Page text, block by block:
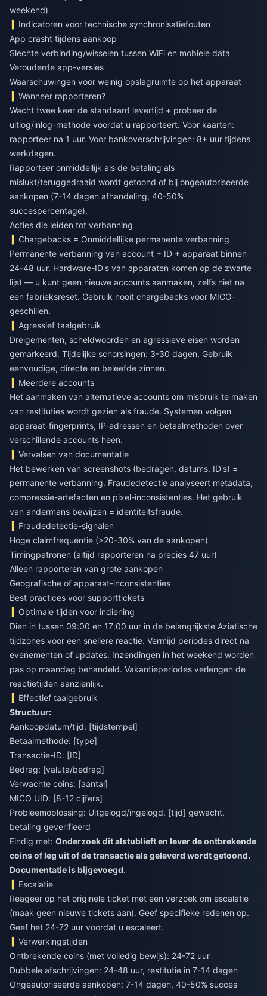
weekend)
Indicatoren voor technische synchronisatiefouten
App crasht tijdens aankoop
Slechte verbinding/wisselen tussen WiFi en mobiele data
Verouderde app-versies
Waarschuwingen voor weinig opslagruimte op het apparaat
Wanneer rapporteren?
Wacht twee keer de standaard levertijd + probeer de
uitlog/inlog-methode voordat u rapporteert. Voor kaarten:
rapporteer na 1 uur. Voor bankoverschrijvingen: 8+ uur tijdens
werkdagen.
Rapporteer onmiddellijk als de betaling als
mislukt/teruggedraaid wordt getoond of bij ongeautoriseerde
aankopen (7-14 dagen afhandeling, 40-50%
succespercentage).
Acties die leiden tot verbanning
Chargebacks = Onmiddellijke permanente verbanning
Permanente verbanning van account + ID + apparaat binnen
24-48 uur. Hardware-ID's van apparaten komen op de zwarte
lijst — u kunt geen nieuwe accounts aanmaken, zelfs niet na
een fabrieksreset. Gebruik nooit chargebacks voor MICO-
geschillen.
Agressief taalgebruik
Dreigementen, scheldwoorden en agressieve eisen worden
gemarkeerd. Tijdelijke schorsingen: 3-30 dagen. Gebruik
eenvoudige, directe en beleefde zinnen.
Meerdere accounts
Het aanmaken van alternatieve accounts om misbruik te maken
van restituties wordt gezien als fraude. Systemen volgen
apparaat-fingerprints, IP-adressen en betaalmethoden over
verschillende accounts heen.
Vervalsen van documentatie
Het bewerken van screenshots (bedragen, datums, ID's) =
permanente verbanning. Fraudedetectie analyseert metadata,
compressie-artefacten en pixel-inconsistenties. Het gebruik
van andermans bewijzen = identiteitsfraude.
Fraudedetectie-signalen
Hoge claimfrequentie (>20-30% van de aankopen)
Timingpatronen (altijd rapporteren na precies 47 uur)
Alleen rapporteren van grote aankopen
Geografische of apparaat-inconsistenties
Best practices voor supporttickets
Optimale tijden voor indiening
Dien in tussen 09:00 en 17:00 uur in de belangrijkste Aziatische
tijdzones voor een snellere reactie. Vermijd periodes direct na
evenementen of updates. Inzendingen in het weekend worden
pas op maandag behandeld. Vakantieperiodes verlengen de
reactietijden aanzienlijk.
Effectief taalgebruik
Structuur:
Aankoopdatum/tijd: [tijdstempel]
Betaalmethode: [type]
Transactie-ID: [ID]
Bedrag: [valuta/bedrag]
Verwachte coins: [aantal]
MICO UID: [8-12 cijfers]
Probleemoplossing: Uitgelogd/ingelogd, [tijd] gewacht,
betaling geverifieerd
Eindig met: Onderzoek dit alstublieft en lever de ontbrekende
coins of leg uit of de transactie als geleverd wordt getoond.
Documentatie is bijgevoegd.
Escalatie
Reageer op het originele ticket met een verzoek om escalatie
(maak geen nieuwe tickets aan). Geef specifieke redenen op.
Geef het 24-72 uur voordat u escaleert.
Verwerkingstijden
Ontbrekende coins (met volledig bewijs): 24-72 uur
Dubbele afschrijvingen: 24-48 uur, restitutie in 7-14 dagen
Ongeautoriseerde aankopen: 7-14 dagen, 40-50% succes